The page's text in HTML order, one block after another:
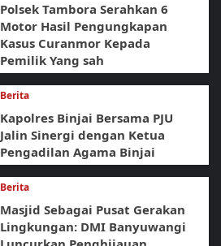
Polsek Tambora Serahkan 6
Motor Hasil Pengungkapan
Kasus Curanmor Kepada
Pemilik Yang sah
Berita
Kapolres Binjai Bersama PJU
Jalin Sinergi dengan Ketua
Pengadilan Agama Binjai
Berita
Masjid Sebagai Pusat Gerakan
Lingkungan: DMI Banyuwangi